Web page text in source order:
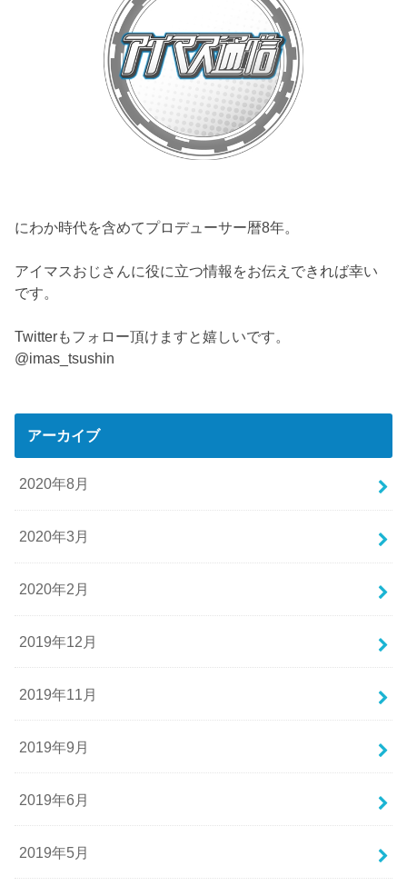
にわか時代を含めてプロデューサー暦8年。
アイマスおじさんに役に立つ情報をお伝えできれば幸い
です。
Twitterもフォロー頂けますと嬉しいです。
@imas_tsushin
アーカイブ
2020年8月
2020年3月
2020年2月
2019年12月
2019年11月
2019年9月
2019年6月
2019年5月